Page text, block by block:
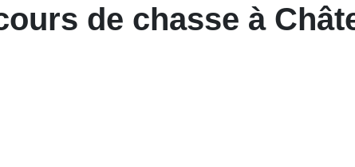
de chasse à